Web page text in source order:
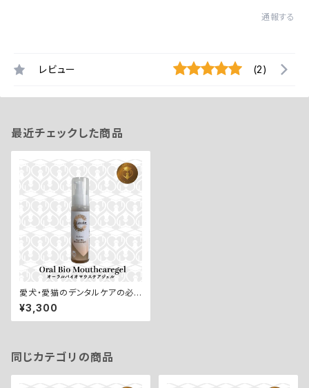
通報する
レビュー (2)
最近チェックした商品
愛犬・愛猫のデンタルケアの必
需品！【Oral Bio Mouthcareg
el／オーラルバイオマウスケア
ジェル：60g】
¥3,300
同じカテゴリの商品